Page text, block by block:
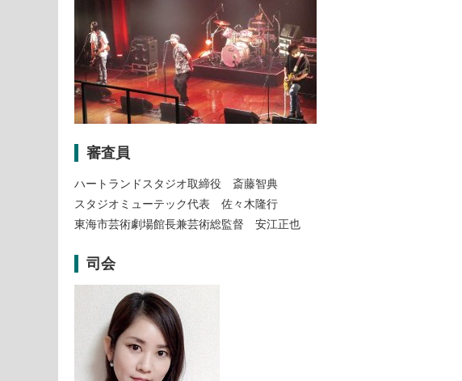
審査員
ハートランドスタジオ取締役 斎藤智典
スタジオミューテック代表 佐々木隆行
東海市芸術劇場館長兼芸術総監督 安江正也
司会